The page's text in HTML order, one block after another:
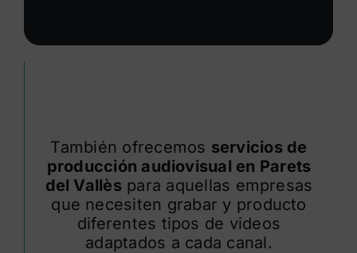
También ofrecemos servicios de
producción audiovisual en Parets
del Vallèspara aquellas empresas
que necesiten grabar y producto
diferentes tipos de videos
adaptados a cada canal.